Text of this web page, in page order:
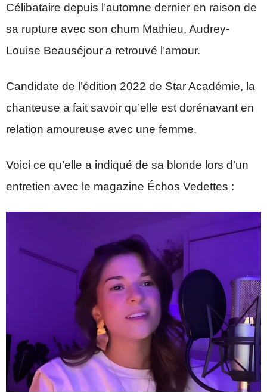
Célibataire depuis l’automne dernier en raison de
sa rupture avec son chum Mathieu, Audrey-
Louise Beauséjour a retrouvé l’amour.
Candidate de l’édition 2022 de Star Académie, la
chanteuse a fait savoir qu’elle est dorénavant en
relation amoureuse avec une femme.
Voici ce qu’elle a indiqué de sa blonde lors d’un
entretien avec le magazine Échos Vedettes :